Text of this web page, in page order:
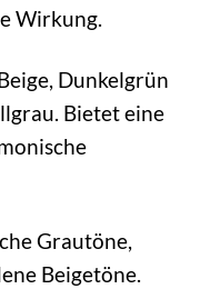
Wirkung.
Dunkelgrün
Bietet eine
Grautöne,
Beigetöne.